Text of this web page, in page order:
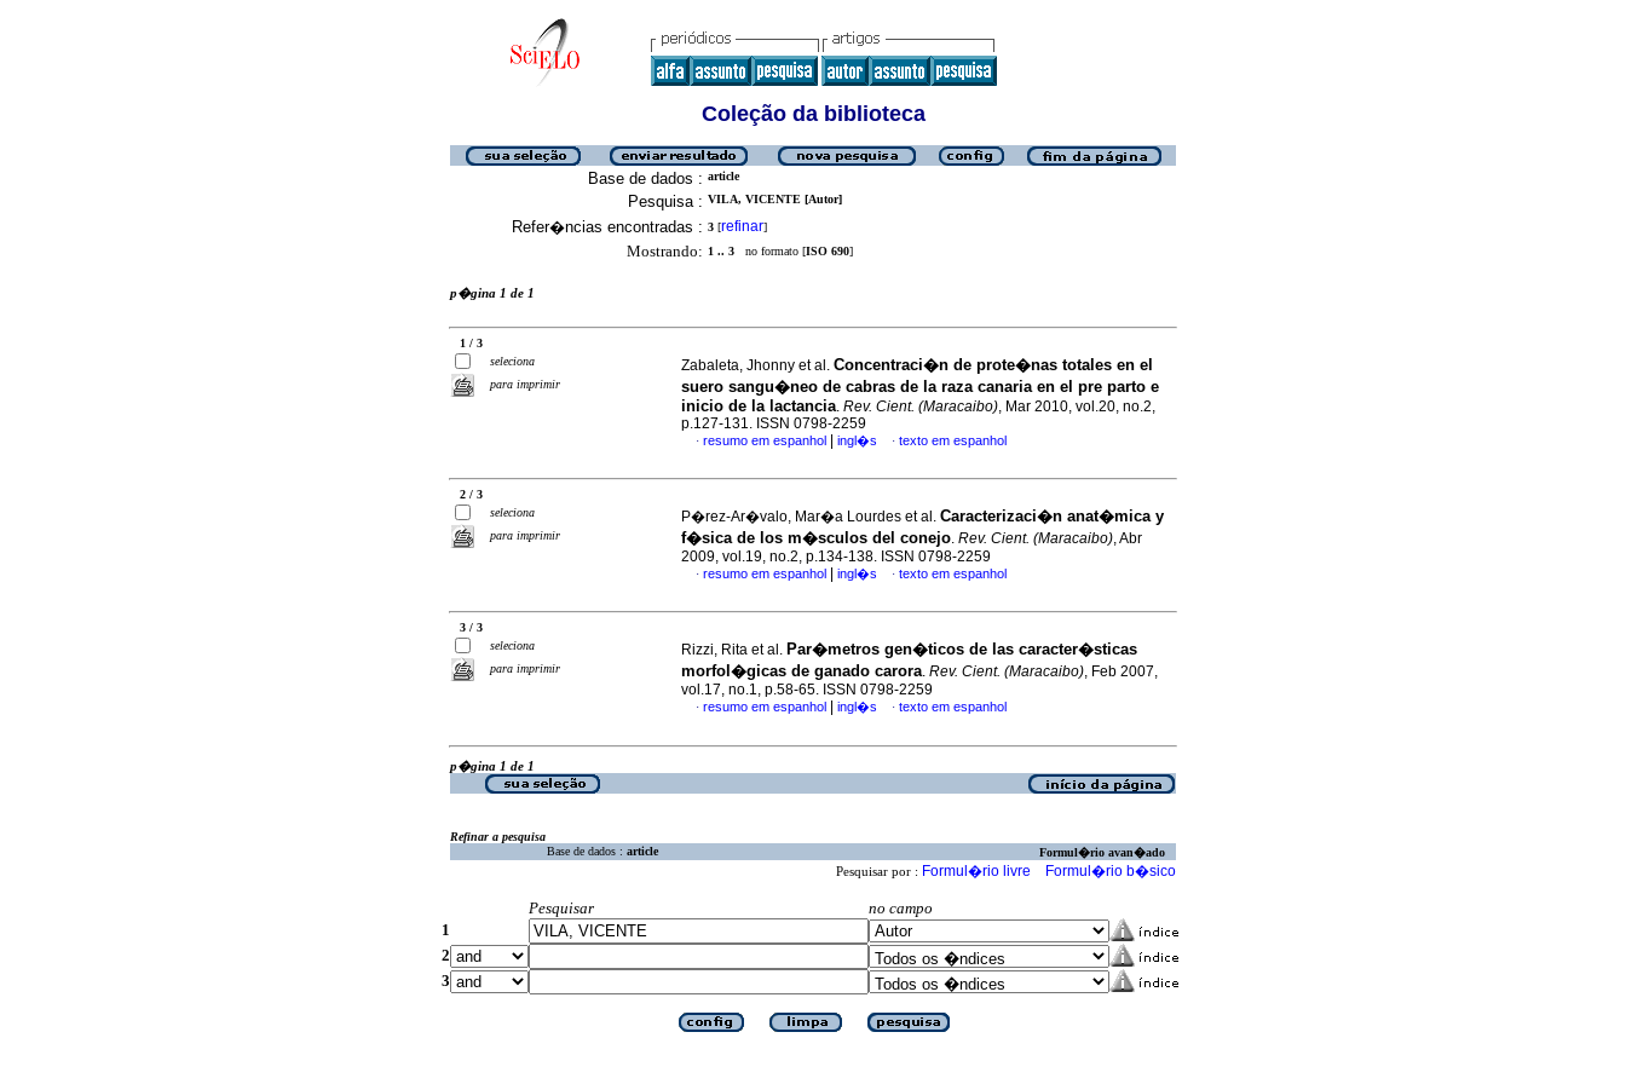
Coleção da biblioteca
Base de dados : article
Pesquisa : VILA, VICENTE [Autor]
Refer�ncias encontradas : 3 [refinar]
Mostrando: 1 .. 3 no formato [ISO 690]
p�gina 1 de 1
1 / 3
seleciona
para imprimir
Zabaleta, Jhonny et al. Concentraci�n de prote�nas totales en el
suero sangu�neo de cabras de la raza canaria en el pre parto e
inicio de la lactancia. Rev. Cient. (Maracaibo), Mar 2010, vol.20, no.2,
p.127-131. ISSN 0798-2259
· resumo em espanhol ingl�s · texto em espanhol
2 / 3
seleciona
para imprimir
P�rez-Ar�valo, Mar�a Lourdes et al. Caracterizaci�n anat�mica y
f�sica de los m�sculos del conejo. Rev. Cient. (Maracaibo), Abr
2009, vol.19, no.2, p.134-138. ISSN 0798-2259
· resumo em espanhol ingl�s · texto em espanhol
3 / 3
seleciona
para imprimir
Rizzi, Rita et al. Par�metros gen�ticos de las caracter�sticas
morfol�gicas de ganado carora. Rev. Cient. (Maracaibo), Feb 2007,
vol.17, no.1, p.58-65. ISSN 0798-2259
· resumo em espanhol ingl�s · texto em espanhol
p�gina 1 de 1
Refinar a pesquisa
Base de dados : article Formul�rio avan�ado
Pesquisar por : Formul�rio livre Formul�rio b�sico
Pesquisar
no campo
1
2
3